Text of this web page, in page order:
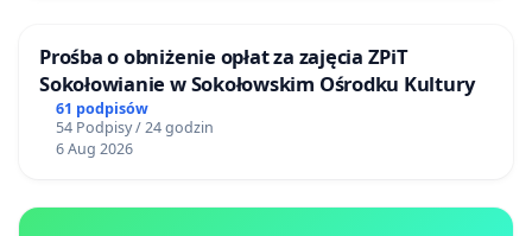
Prośba o obniżenie opłat za zajęcia ZPiT
Sokołowianie w Sokołowskim Ośrodku Kultury
61 podpisów
54 Podpisy / 24 godzin
6 Aug 2026